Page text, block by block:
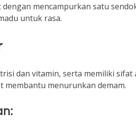
mencampurkan satu
untuk rasa.
dan vitamin, serta memiliki
membantu menurunkan demam.